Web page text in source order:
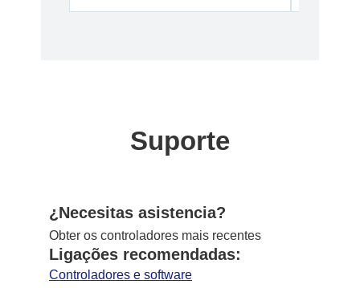
Suporte
¿Necesitas asistencia?
Obter os controladores mais recentes
Ligações recomendadas:
Controladores e software